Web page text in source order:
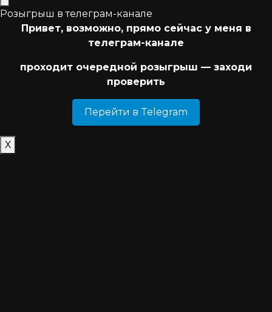
Розыгрыш в телеграм-канале
Привет, возможно, прямо сейчас у меня в
телеграм-канале
проходит очередной розыгрыш — заходи
проверить
Перейти в Telegram
Х